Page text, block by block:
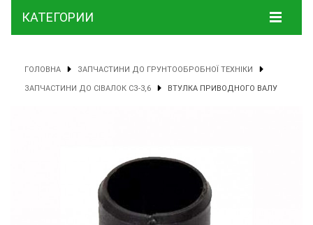
КАТЕГОРИИ
ГОЛОВНА ЗАПЧАСТИНИ ДО ГРУНТООБРОБНОЇ ТЕХНІКИ
ЗАПЧАСТИНИ ДО СІВАЛОК СЗ-3,6 ВТУЛКА ПРИВОДНОГО ВАЛУ